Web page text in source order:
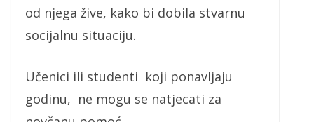
od njega žive, kako bi dobila stvarnu
socijalnu situaciju.
Učenici ili studenti koji ponavljaju
godinu, ne mogu se natjecati za